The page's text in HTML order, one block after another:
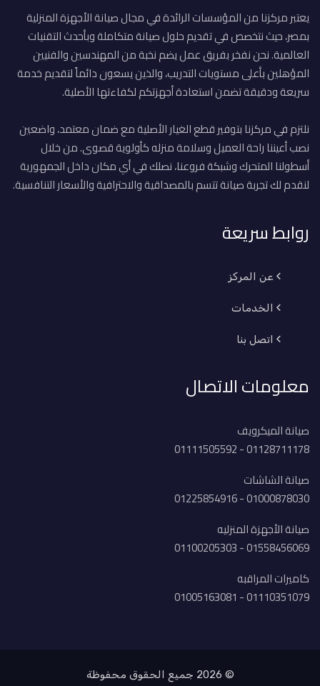
يعتبر مركزنا من المؤسسات الرائدة في مجال صيانة الأجهزة المنزلية
بمصر، حيث نتخصص في تقديم حلول صيانة متكاملة وبأحدث التقنيات
العالمية. نحن نفخر بفريق عمل يضم نخبة من المهندسين والفنيين
المؤهلين بأعلى مستويات التدريب، والذين يسعون دائماً لتقديم خدمة
سريعة ودقيقة تضمن استعادة أجهزتكم لكفاءتها الأصلية.
نلتزم في مركزنا بتوفير قطع الغيار الأصلية مع ضمان معتمد، واضعين
نصب أعيننا راحة العميل وسلامة منزله كأولوية قصوى. من خلال
أسطولنا المتحرك وشبكة فروعنا، نصلك في أي مكان داخل الجمهورية
لنقدم لك تجربة صيانة تتسم بالمصداقية والاحترافية والأسعار التنافسية.
روابط سريعة
عن المركز
الخدمات
اتصل بنا
معلومات الاتصال
صيانة الميكرويف
01128711178 - 01111505592
صيانة الشاشات
01000878030 - 01225854916
صيانة الأجهزة المنزليه
01558456069 - 01100205303
كاميرات المراقبه
01110351079 - 01005163081
© 2026 جميع الحقوق محفوظة